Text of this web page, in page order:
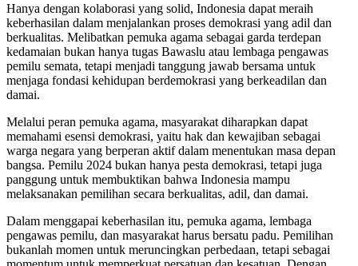
Hanya dengan kolaborasi yang solid, Indonesia dapat meraih
keberhasilan dalam menjalankan proses demokrasi yang adil dan
berkualitas. Melibatkan pemuka agama sebagai garda terdepan
kedamaian bukan hanya tugas Bawaslu atau lembaga pengawas
pemilu semata, tetapi menjadi tanggung jawab bersama untuk
menjaga fondasi kehidupan berdemokrasi yang berkeadilan dan
damai.
Melalui peran pemuka agama, masyarakat diharapkan dapat
memahami esensi demokrasi, yaitu hak dan kewajiban sebagai
warga negara yang berperan aktif dalam menentukan masa depan
bangsa. Pemilu 2024 bukan hanya pesta demokrasi, tetapi juga
panggung untuk membuktikan bahwa Indonesia mampu
melaksanakan pemilihan secara berkualitas, adil, dan damai.
Dalam menggapai keberhasilan itu, pemuka agama, lembaga
pengawas pemilu, dan masyarakat harus bersatu padu. Pemilihan
bukanlah momen untuk meruncingkan perbedaan, tetapi sebagai